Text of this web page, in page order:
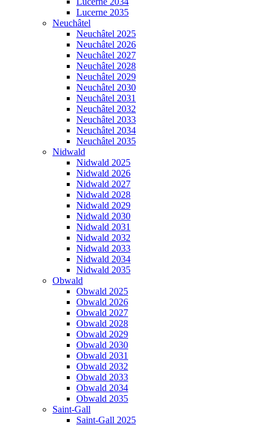
Lucerne 2035
Neuchâtel
Neuchâtel 2025
Neuchâtel 2026
Neuchâtel 2027
Neuchâtel 2028
Neuchâtel 2029
Neuchâtel 2030
Neuchâtel 2031
Neuchâtel 2032
Neuchâtel 2033
Neuchâtel 2034
Neuchâtel 2035
Nidwald
Nidwald 2025
Nidwald 2026
Nidwald 2027
Nidwald 2028
Nidwald 2029
Nidwald 2030
Nidwald 2031
Nidwald 2032
Nidwald 2033
Nidwald 2034
Nidwald 2035
Obwald
Obwald 2025
Obwald 2026
Obwald 2027
Obwald 2028
Obwald 2029
Obwald 2030
Obwald 2031
Obwald 2032
Obwald 2033
Obwald 2034
Obwald 2035
Saint-Gall
Saint-Gall 2025